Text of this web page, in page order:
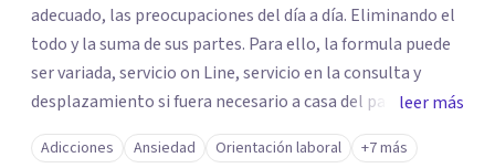
adecuado, las preocupaciones del día a día. Eliminando el
todo y la suma de sus partes. Para ello, la formula puede
ser variada, servicio on Line, servicio en la consulta y
desplazamiento si fuera necesario a casa del paciente.
Todos los caminos para una sola solucionar, erradicar en
el menor tiempo posible el estado de sufrimiento que
leer más
Adicciones Ansiedad Orientación laboral +7 más